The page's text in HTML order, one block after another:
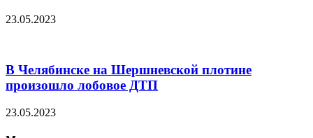
23.05.2023
В Челябинске на Шершневской плотине
произошло лобовое ДТП
23.05.2023